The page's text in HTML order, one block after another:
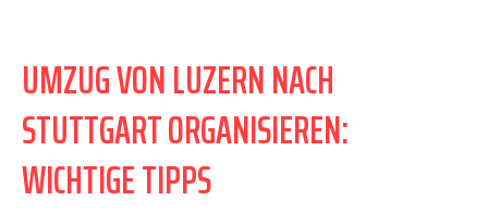
UMZUG VON LUZERN NACH
STUTTGART ORGANISIEREN:
WICHTIGE TIPPS